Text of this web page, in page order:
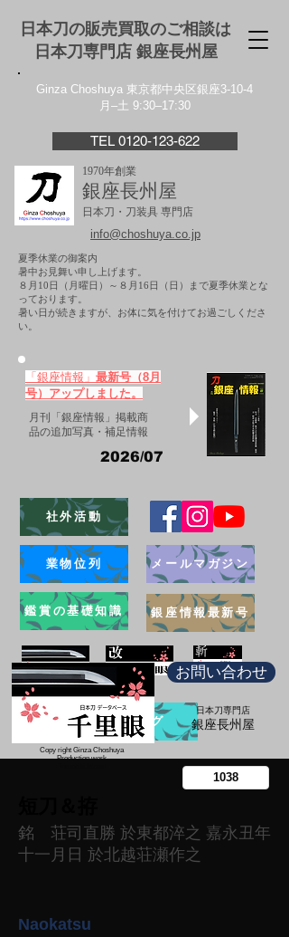
日本刀の販売買取のご相談は
日本刀専門店 銀座⻑州屋
Ginza Choshuya 東京都中央区銀座3-10-4
月–土 9:30–17:30
TEL 0120-123-622
1970年創業
銀座長州屋
日本刀・刀装具 専門店
info@choshuya.co.jp
夏季休業の御案内
暑中お見舞い申し上げます。
８月10日（月曜日）～８月16日（日）まで夏季休業とな
っております。
​暑い日が続きますが、お体に気を付けてお過ごしくださ
い。
「銀座情報」 最新号（8月
号）アップしました。
月刊「銀座情報」掲載商
品の追加写真・補足情報
2026/07
社外活動
業物位列
鑑賞の基礎知識
メールマガジン
銀座情報最新号
ブログ
お問い合わせ
日本刀専門店
​銀座長州屋
Copy right Ginza Choshuya
Production work
銘 荘司直勝 於東都淬之 嘉永丑年
十一月日 於北越荘瀬作之
Naokatsu